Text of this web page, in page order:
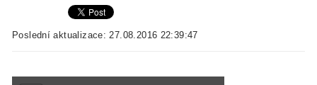
Poslední aktualizace: 27.08.2016 22:39:47